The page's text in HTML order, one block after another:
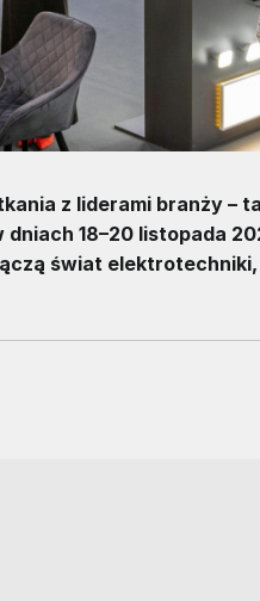
z liderami branży –
18–20 listopada
świat